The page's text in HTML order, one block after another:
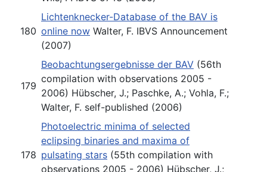
180
Lichtenknecker-Database of the BAV is
online now Walter, F. IBVS Announcement
(2007)
179
Beobachtungsergebnisse der BAV (56th
compilation with observations 2005 -
2006) Hübscher, J.; Paschke, A.; Vohla, F.;
Walter, F. self-published (2006)
178
Photoelectric minima of selected
eclipsing binaries and maxima of
pulsating stars (55th compilation with
observations 2005 - 2006) Hübscher, J.;